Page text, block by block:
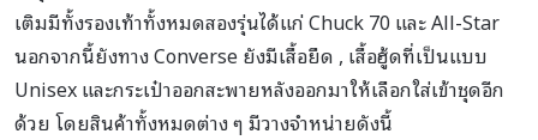
เติมมีทั้งรองเท้าทั้งหมดสองรุ่นได้แก่ Chuck 70 และ All-Star
นอกจากนี้ยังทาง Converse ยังมีเสื้อยืด , เสื้อฮู้ดที่เป็นแบบ
Unisex และกระเป๋าออกสะพายหลังออกมาให้เลือกใส่เข้าชุดอีก
ด้วย โดยสินค้าทั้งหมดต่าง ๆ มีวางจำหน่ายดังนี้